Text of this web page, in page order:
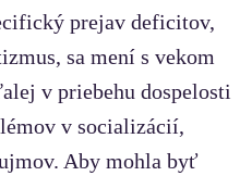
prejav deficitov,
sa mení s vekom
v priebehu dospelosti
v socializácií,
Aby mohla byť